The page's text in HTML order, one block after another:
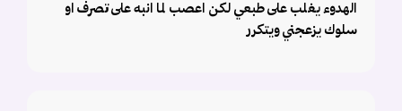
الهدوء يغلب على طبعي لكن اعصب لما انبه على تصرف او
سلوك يزعجني ويتكرر